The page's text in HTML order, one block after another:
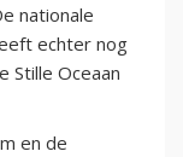
nationale
echter nog
Stille Oceaan
en de